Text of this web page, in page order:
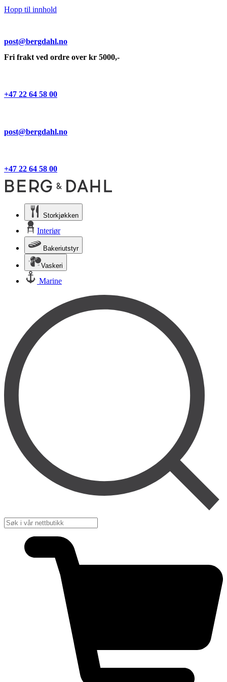
Hopp til innhold
post@bergdahl.no
Fri frakt ved ordre over kr 5000,-
+47 22 64 58 00
post@bergdahl.no
+47 22 64 58 00
Storkjøkken
Interiør
Bakeriutstyr
Vaskeri
Marine